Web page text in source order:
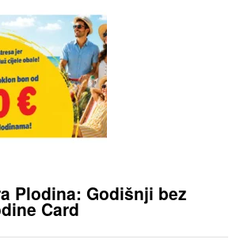
Plodina: Godišnji bez
Card